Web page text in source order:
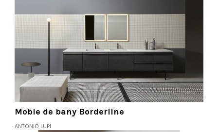
Moble de bany Borderline
ANTONIO LUPI